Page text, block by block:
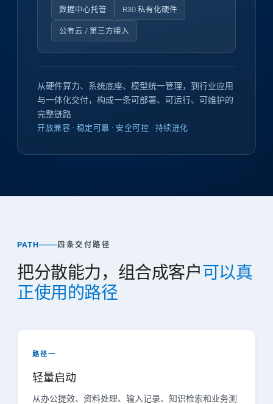
数据中心托管 R30 私有化硬件
公有云 / 第三方接入
从硬件算力、系统底座、模型统一管理，到行业应用
与一体化交付，构成一条可部署、可运行、可维护的
完整链路
开放兼容 · 稳定可靠 · 安全可控 · 持续进化
PATH 四条交付路径
把分散能力，组合成客户可以真
正使用的路径
路径一
轻量启动
从办公提效、资料处理、输入记录、知识检索和业务测